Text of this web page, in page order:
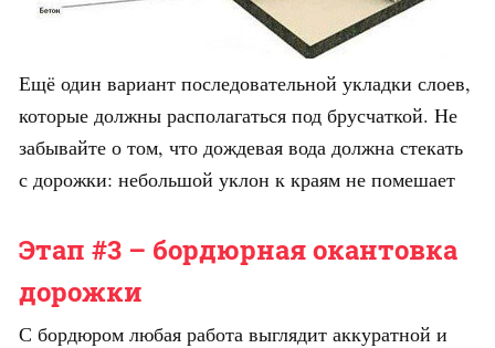
Ещё один вариант последовательной укладки слоев,
которые должны располагаться под брусчаткой. Не
забывайте о том, что дождевая вода должна стекать
с дорожки: небольшой уклон к краям не помешает
Этап #3 – бордюрная окантовка
дорожки
С бордюром любая работа выглядит аккуратной и